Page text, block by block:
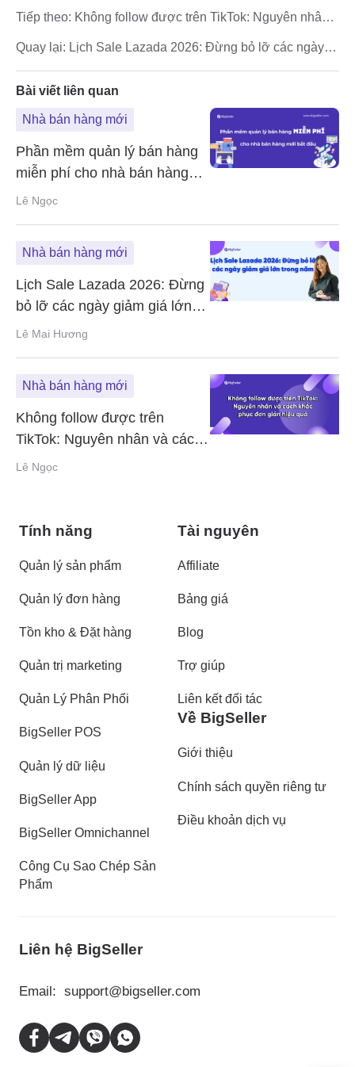
Quay lại: Lịch Sale Lazada 2026: Đừng bỏ lỡ các ngày
Tiếp theo: Không follow được trên TikTok: Nguyên nhân
Bài viết liên quan
Nhà bán hàng mới
Phần mềm quản lý bán hàng
miễn phí cho nhà bán hàng
mới bắt đầu
Lê Ngọc
Nhà bán hàng mới
Lịch Sale Lazada 2026: Đừng
bỏ lỡ các ngày giảm giá lớn
trong năm
Lê Mai Hương
Nhà bán hàng mới
Không follow được trên
TikTok: Nguyên nhân và cách
khắc phục đơn giản, hiệu quả
Lê Ngọc
Tính năng
Quản lý sản phẩm
Quản lý đơn hàng
Tồn kho & Đặt hàng
Quản trị marketing
Quản Lý Phân Phối
BigSeller POS
Quản lý dữ liệu
BigSeller App
BigSeller Omnichannel
Công Cụ Sao Chép Sản
Phẩm
Tài nguyên
Affiliate
Bảng giá
Blog
Trợ giúp
Liên kết đối tác
Về BigSeller
Giới thiệu
Chính sách quyền riêng tư
Điều khoản dịch vụ
Liên hệ BigSeller
Email: support@bigseller.com